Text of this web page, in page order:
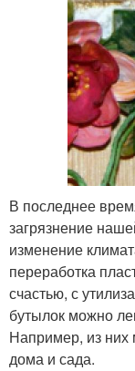
В последнее
загрязнение
изменение
переработка
счастью, с
бутылок можно
Например, из них
дома и сада.